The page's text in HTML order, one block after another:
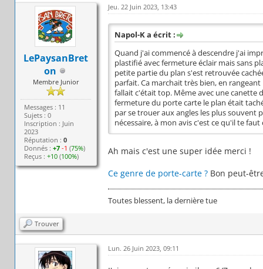
LePaysanBret
on
Membre Junior
Messages : 11
Sujets : 0
Inscription : Juin
2023
Réputation :0
Donnés :+7 -1 (75%)
Reçus :+10 (100%)
Jeu. 22 Juin 2023, 13:43
Napol-K a écrit :
Quand j'ai commencé à descendre j'ai
plastifié avec fermeture éclair mais sans
petite partie du plan s'est retrouvée
parfait. Ca marchait très bien, en
fallait c'était top. Même avec une canette
fermeture du porte carte le plan était
par se trouer aux angles les plus souvent
nécessaire, à mon avis c'est ce qu'il te
Ah mais c'est une super idée merci !
Ce genre de porte-carte ?Bon peut-
Toutes blessent, la dernière tue
Trouver
Lun. 26 Juin 2023, 09:11